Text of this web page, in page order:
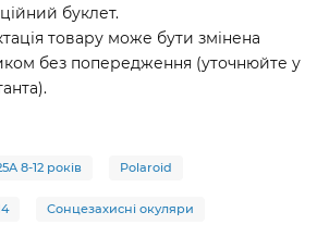
буклет.
товару може бути змінена
без попередження (уточнюйте у
8-12 років Polaroid
Сонцезахисні окуляри